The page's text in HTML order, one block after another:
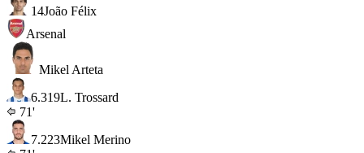
14João Félix
Arsenal
Mikel Arteta
6.319L. Trossard
71'
7.223Mikel Merino